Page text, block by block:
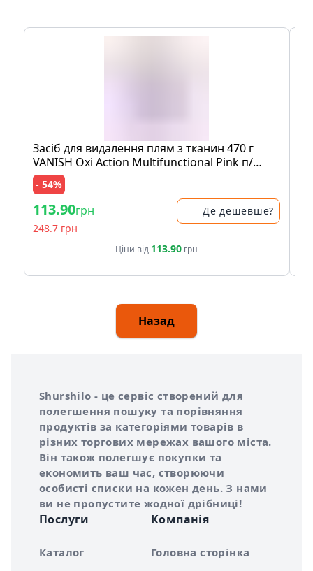
Засіб для видалення плям з тканин 470 г
VANISH Oxi Action Multifunctional Pink п/
банка
- 54%
113.90грн
248.7 грн
Де дешевше?
Ціни від 113.90 грн
Назад
Про сервіс Shurshilo
Shurshilo - це сервіс створений для
полегшення пошуку та порівняння
продуктів за категоріями товарів в
різних торгових мережах вашого міста.
Він також полегшує покупки та
економить ваш час, створюючи
особисті списки на кожен день. З нами
ви не пропустите жодної дрібниці!
Послуги
Каталог
Компанія
Головна сторінка